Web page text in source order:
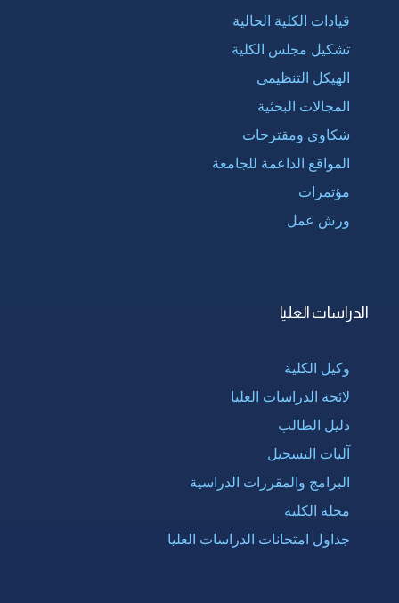
قيادات الكلية الحالية
تشكيل مجلس الكلية
الهيكل التنظيمى
المجالات البحثية
شكاوى ومقترحات
المواقع الداعمة للجامعة
مؤتمرات
ورش عمل
الدراسات العليا
وكيل الكلية
لائحة الدراسات العليا
دليل الطالب
آليات التسجيل
البرامج والمقررات الدراسية
مجلة الكلية
جداول امتحانات الدراسات العليا